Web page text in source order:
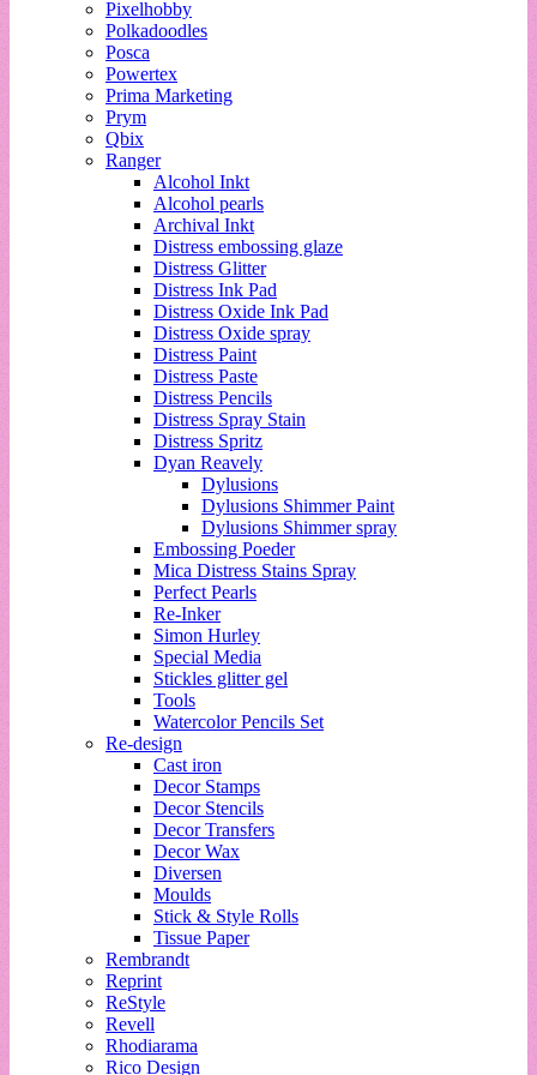
Pixelhobby
Polkadoodles
Posca
Powertex
Prima Marketing
Prym
Qbix
Ranger
Alcohol Inkt
Alcohol pearls
Archival Inkt
Distress embossing glaze
Distress Glitter
Distress Ink Pad
Distress Oxide Ink Pad
Distress Oxide spray
Distress Paint
Distress Paste
Distress Pencils
Distress Spray Stain
Distress Spritz
Dyan Reavely
Dylusions
Dylusions Shimmer Paint
Dylusions Shimmer spray
Embossing Poeder
Mica Distress Stains Spray
Perfect Pearls
Re-Inker
Simon Hurley
Special Media
Stickles glitter gel
Tools
Watercolor Pencils Set
Re-design
Cast iron
Decor Stamps
Decor Stencils
Decor Transfers
Decor Wax
Diversen
Moulds
Stick & Style Rolls
Tissue Paper
Rembrandt
Reprint
ReStyle
Revell
Rhodiarama
Rico Design